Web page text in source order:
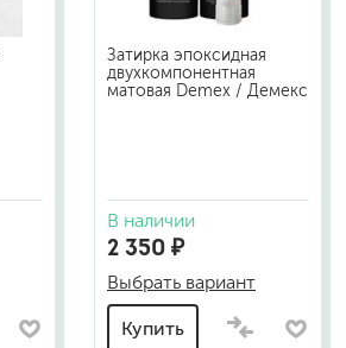
Затирка эпоксидная
двухкомпонентная
матовая Demex / Демекс
В наличии
2 350 ₽
Выбрать вариант
Купить